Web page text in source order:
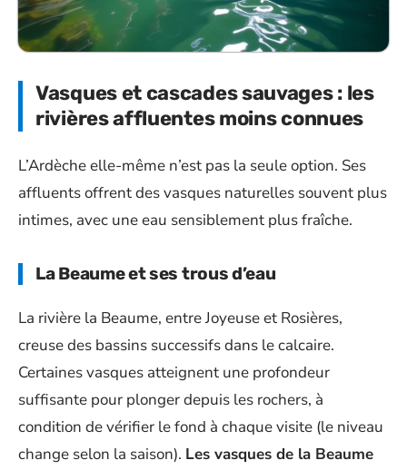
Vasques et cascades sauvages : les
rivières affluentes moins connues
L’Ardèche elle-même n’est pas la seule option. Ses
affluents offrent des vasques naturelles souvent plus
intimes, avec une eau sensiblement plus fraîche.
La Beaume et ses trous d’eau
La rivière la Beaume, entre Joyeuse et Rosières,
creuse des bassins successifs dans le calcaire.
Certaines vasques atteignent une profondeur
suffisante pour plonger depuis les rochers, à
condition de vérifier le fond à chaque visite (le niveau
change selon la saison). Les vasques de la Beaume